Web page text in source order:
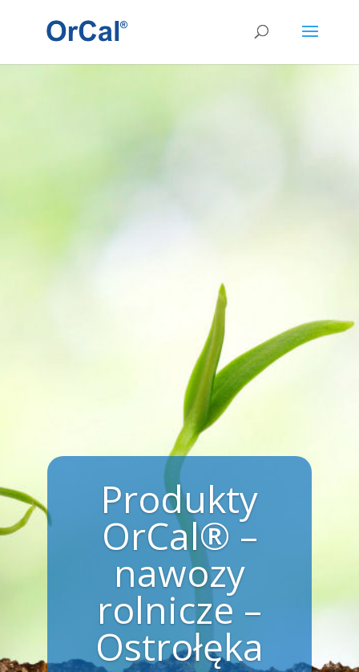
Produkty
OrCal® –
nawozy
rolnicze –
Ostrołęka